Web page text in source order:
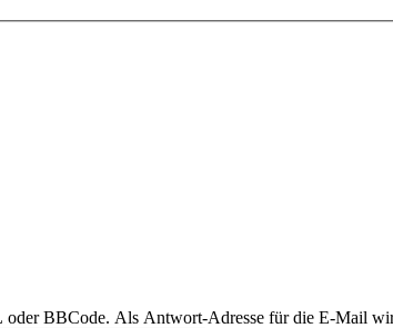
BBCode. Als Antwort-Adresse für die E-Mail